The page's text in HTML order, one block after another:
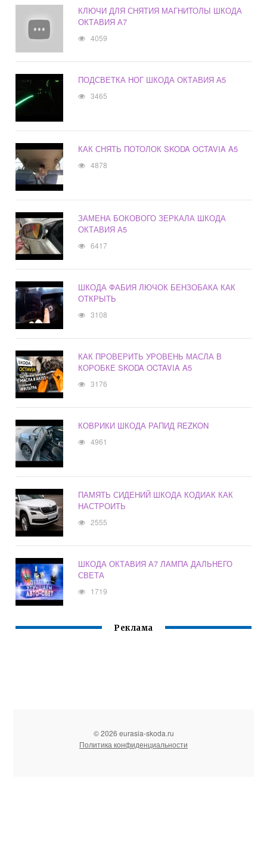
КЛЮЧИ ДЛЯ СНЯТИЯ МАГНИТОЛЫ ШКОДА
ОКТАВИЯ А7
4059
ПОДСВЕТКА НОГ ШКОДА ОКТАВИЯ А5
3465
КАК СНЯТЬ ПОТОЛОК SKODA OCTAVIA A5
4878
ЗАМЕНА БОКОВОГО ЗЕРКАЛА ШКОДА
ОКТАВИЯ А5
6417
ШКОДА ФАБИЯ ЛЮЧОК БЕНЗОБАКА КАК
ОТКРЫТЬ
3108
КАК ПРОВЕРИТЬ УРОВЕНЬ МАСЛА В
КОРОБКЕ SKODA OCTAVIA A5
3176
КОВРИКИ ШКОДА РАПИД REZKON
4961
ПАМЯТЬ СИДЕНИЙ ШКОДА КОДИАК КАК
НАСТРОИТЬ
2555
ШКОДА ОКТАВИЯ А7 ЛАМПА ДАЛЬНЕГО
СВЕТА
1719
Реклама
© 2026 eurasia-skoda.ru
Политика конфиденциальности